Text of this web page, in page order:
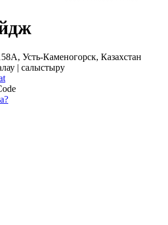
Усть-Каменогорск, Казахстан
| салыстыру